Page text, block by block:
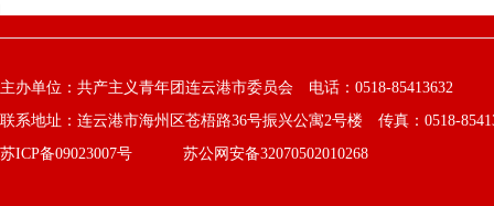
主办单位：共产主义青年团连云港市委员会 电话：0518-85413632
联系地址：连云港市海州区苍梧路36号振兴公寓2号楼 传真：0518-
苏ICP备09023007号
苏公网安备32070502010268